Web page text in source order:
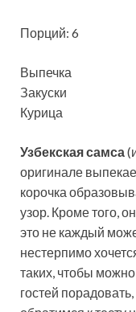
Порций: 6
Выпечка
Закуски
Курица
Узбекская самса
оригинале
корочка
узор. Кроме того,
это не каждый
нестерпимо
таких, чтобы
гостей